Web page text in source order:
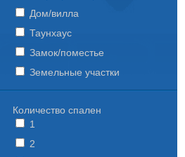
Дом/вилла
Таунхаус
Замок/поместье
Земельные участки
Количество спален
1
2